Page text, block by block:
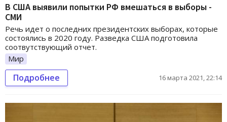
В США выявили попытки РФ вмешаться в выборы -
СМИ
Речь идет о последних президентских выборах, которые
состоялись в 2020 году. Разведка США подготовила
соотвутствующий отчет.
Мир
Подробнее 16 марта 2021, 22:14